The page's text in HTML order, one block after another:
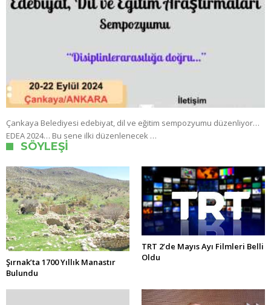
Çankaya Belediyesi edebiyat, dil ve eğitim sempozyumu düzenliyor…
EDEA 2024… Bu sene ilki düzenlenecek …
SÖYLEŞI
Şırnak’ta 1700 Yıllık Manastır
Bulundu
TRT 2’de Mayıs Ayı Filmleri Belli
Oldu